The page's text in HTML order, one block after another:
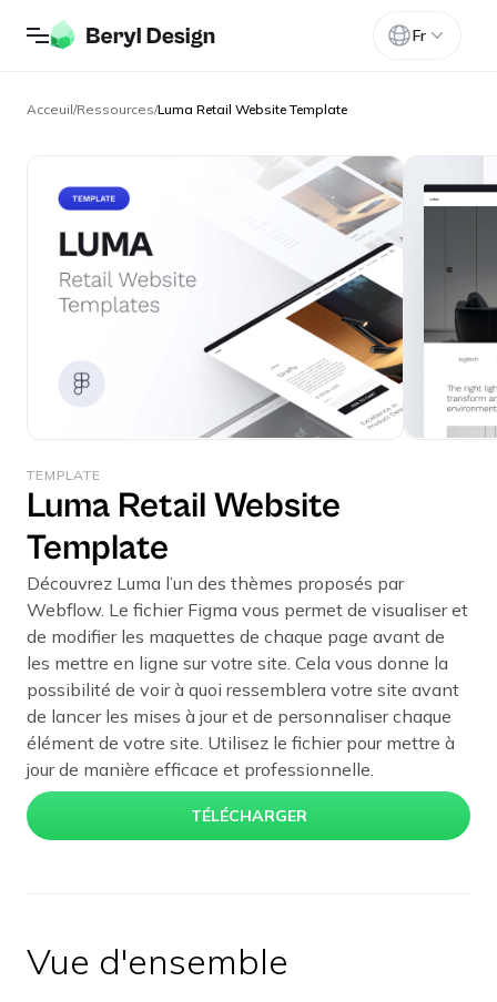
Fr
Acceuil/Ressources/Luma Retail Website Template
TEMPLATE
Luma Retail Website
Template
Découvrez Luma l’un des thèmes proposés par
Webflow. Le fichier Figma vous permet de visualiser et
de modifier les maquettes de chaque page avant de
les mettre en ligne sur votre site. Cela vous donne la
possibilité de voir à quoi ressemblera votre site avant
de lancer les mises à jour et de personnaliser chaque
élément de votre site. Utilisez le fichier pour mettre à
jour de manière efficace et professionnelle.
TÉLÉCHARGER
Vue d'ensemble